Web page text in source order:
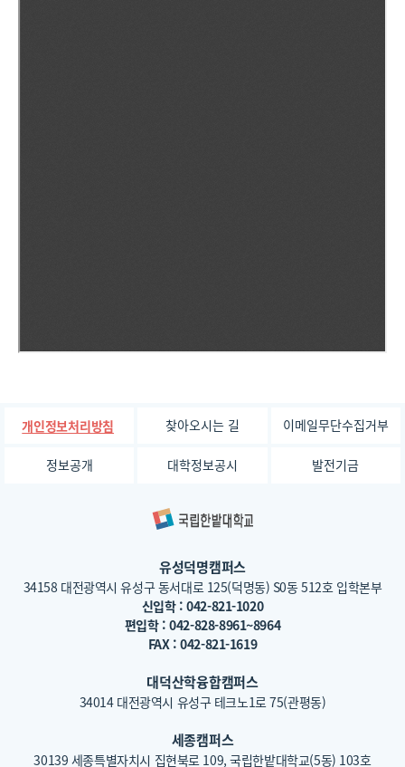
개인정보처리방침 찾아오시는 길 이메일무단수집거부
정보공개 대학정보공시 발전기금
유성덕명캠퍼스
34158 대전광역시 유성구 동서대로 125(덕명동) S0동 512호 입학본부
신입학 : 042-821-1020
편입학 : 042-828-8961~8964
FAX : 042-821-1619
대덕산학융합캠퍼스
34014 대전광역시 유성구 테크노1로 75(관평동)
세종캠퍼스
30139 세종특별자치시 집현북로 109, 국립한밭대학교(5동) 103호